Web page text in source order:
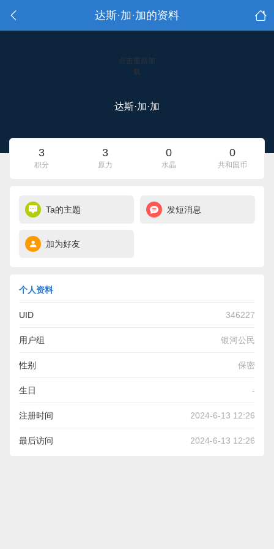
达斯·加·加的资料
点击重新加
载
达斯·加·加
3
积分
3
原力
0
水晶
0
共和国币
Ta的主题 发短消息
加为好友
个人资料
UID 346227
用户组 银河公民
性别 保密
生日 -
注册时间 2024-6-13 12:26
最后访问 2024-6-13 12:26